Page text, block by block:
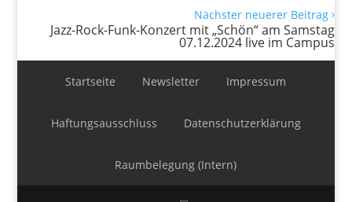
Nächster neuerer Beitrag ›
Jazz-Rock-Funk-Konzert mit „Schön“ am Samstag
07.12.2024 live im Campus
Startseite Newsletter Impressum
Haftungsausschluss Datenschutzerklärung
Raumbelegung (Intern)